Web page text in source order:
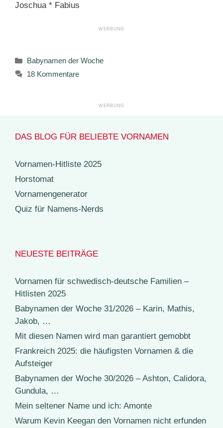
Joschua * Fabius
Kategorien
Babynamen der Woche
18 Kommentare
DAS BLOG FÜR BELIEBTE VORNAMEN
Vornamen-Hitliste 2025
Horstomat
Vornamengenerator
Quiz für Namens-Nerds
NEUESTE BEITRÄGE
Vornamen für schwedisch-deutsche Familien –
Hitlisten 2025
Babynamen der Woche 31/2026 – Karin, Mathis,
Jakob, …
Mit diesen Namen wird man garantiert gemobbt
Frankreich 2025: die häufigsten Vornamen & die
Aufsteiger
Babynamen der Woche 30/2026 – Ashton, Calidora,
Gundula, …
Mein seltener Name und ich: Amonte
Warum Kevin Keegan den Vornamen nicht erfunden